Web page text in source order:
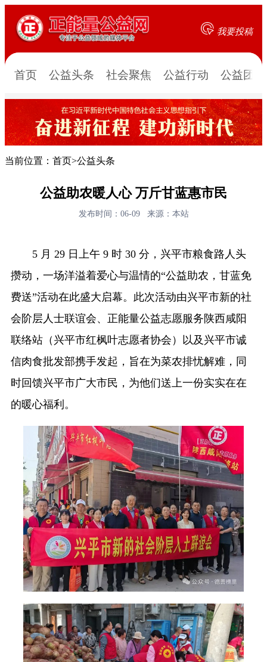
我要投稿
首页 公益头条 社会聚焦 公益行动 公益团队
当前位置： 首页>公益头条
公益助农暖人心 万斤甘蓝惠市民
发布时间：06-09 来源：本站
5 月 29 日上午 9 时 30 分，兴平市粮食路人头
攒动，一场洋溢着爱心与温情的“公益助农，甘蓝免
费送”活动在此盛大启幕。此次活动由兴平市新的社
会阶层人士联谊会、正能量公益志愿服务陕西咸阳
联络站（兴平市红枫叶志愿者协会）以及兴平市诚
信肉食批发部携手发起，旨在为菜农排忧解难，同
时回馈兴平市广大市民，为他们送上一份实实在在
的暖心福利。